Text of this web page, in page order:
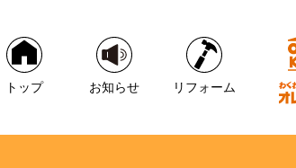
トップ お知らせ リフォーム